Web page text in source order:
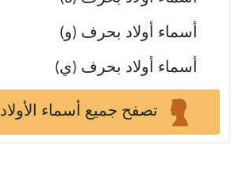
أسماء أولاد بحرف (و)
أسماء أولاد بحرف (ي)
تصفح جميع أسماء الأولاد